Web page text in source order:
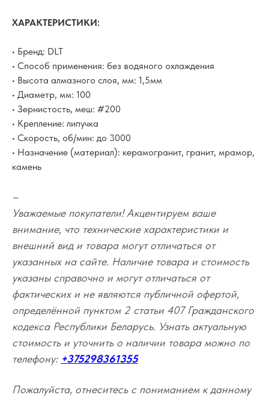
ХАРАКТЕРИСТИКИ:
• Бренд: DLT
• Способ применения: без водяного охлаждения
• Высота алмазного слоя, мм: 1,5мм
• Диаметр, мм: 100
• Зернистость, меш: #200
• Крепление: липучка
• Скорость, об/мин: до 3000
• Назначение (материал): керамогранит, гранит, мрамор,
камень
–
Уважаемые покупатели! Акцентируем ваше
внимание, что технические характеристики и
внешний вид и товара могут отличаться от
указанных на сайте. Наличие товара и стоимость
указаны справочно и могут отличаться от
фактических и не являются публичной офертой,
определённой пунктом 2 статьи 407 Гражданского
кодекса Республики Беларусь. Узнать актуальную
стоимость и уточнить о наличии товара можно по
телефону: +375298361355
Пожалуйста, отнеситесь с пониманием к данному